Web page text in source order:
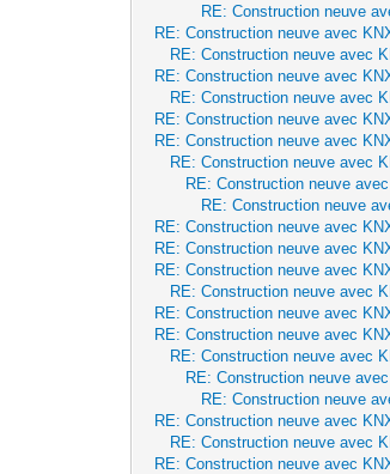
RE: Construction neuve
RE: Construction neuve avec
RE: Construction neuve avec
RE: Construction neuve avec
RE: Construction neuve avec
RE: Construction neuve avec
RE: Construction neuve avec
RE: Construction neuve avec
RE: Construction neuve
RE: Construction neuve
RE: Construction neuve avec
RE: Construction neuve avec
RE: Construction neuve avec
RE: Construction neuve avec
RE: Construction neuve avec
RE: Construction neuve avec
RE: Construction neuve avec
RE: Construction neuve
RE: Construction neuve
RE: Construction neuve avec
RE: Construction neuve avec
RE: Construction neuve avec